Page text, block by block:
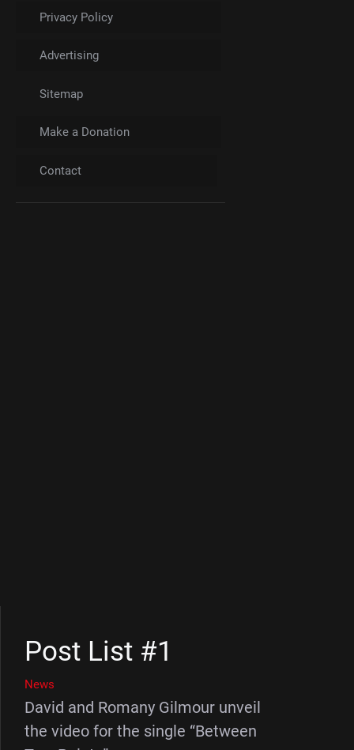
Privacy Policy
Advertising
Sitemap
Make a Donation
Contact
Post List #1
News
David and Romany Gilmour unveil
the video for the single “Between